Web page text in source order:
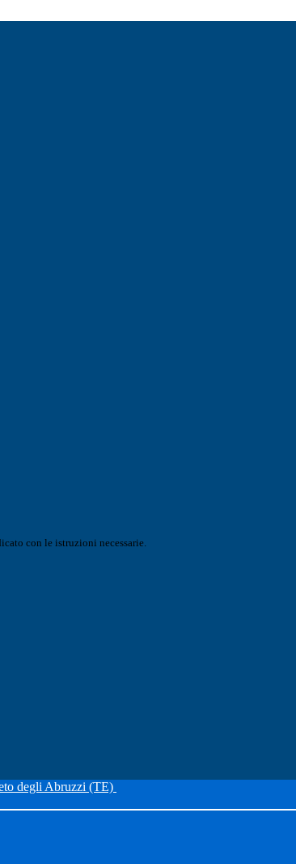
con le istruzioni necessarie.
degli Abruzzi (TE)